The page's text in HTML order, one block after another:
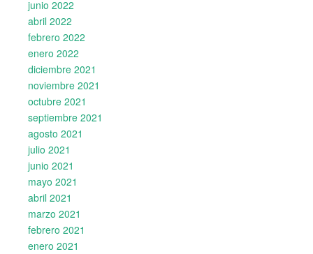
junio 2022
abril 2022
febrero 2022
enero 2022
diciembre 2021
noviembre 2021
octubre 2021
septiembre 2021
agosto 2021
julio 2021
junio 2021
mayo 2021
abril 2021
marzo 2021
febrero 2021
enero 2021